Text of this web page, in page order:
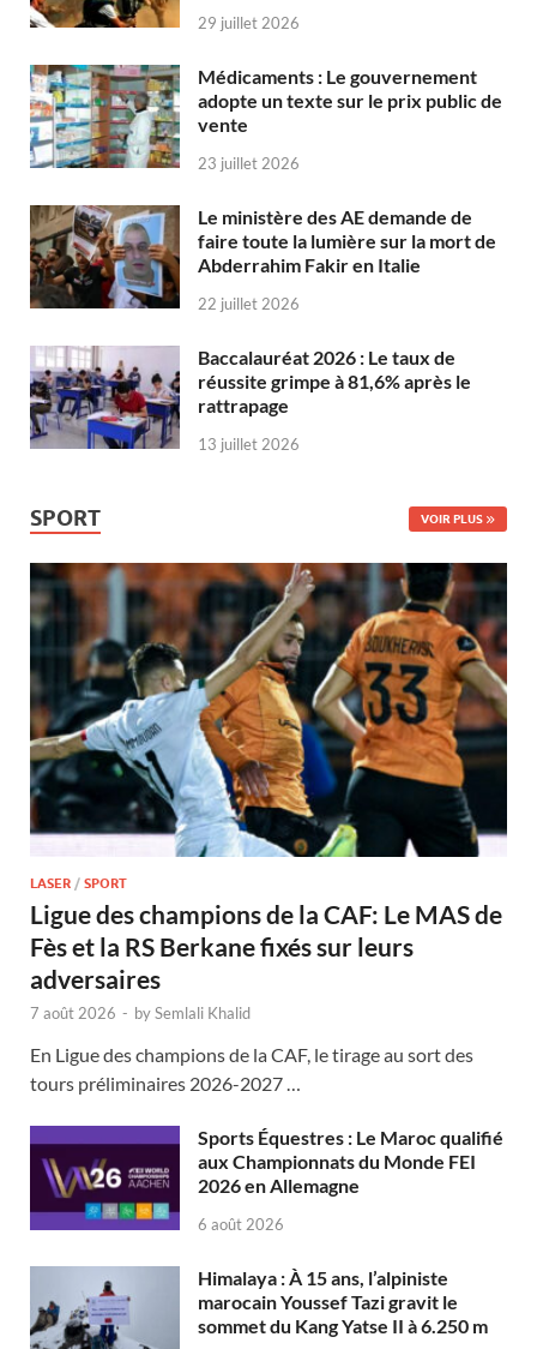
29 juillet 2026
Médicaments : Le gouvernement
adopte un texte sur le prix public de
vente
23 juillet 2026
Le ministère des AE demande de
faire toute la lumière sur la mort de
Abderrahim Fakir en Italie
22 juillet 2026
Baccalauréat 2026 : Le taux de
réussite grimpe à 81,6% après le
rattrapage
13 juillet 2026
SPORT VOIR PLUS
LASER / SPORT
Ligue des champions de la CAF: Le MAS de
Fès et la RS Berkane fixés sur leurs
adversaires
7 août 2026 - bySemlali Khalid
En Ligue des champions de la CAF, le tirage au sort des
tours préliminaires 2026-2027 …
Sports Équestres : Le Maroc qualifié
aux Championnats du Monde FEI
2026 en Allemagne
6 août 2026
Himalaya : À 15 ans, l’alpiniste
marocain Youssef Tazi gravit le
sommet du Kang Yatse II à 6.250 m